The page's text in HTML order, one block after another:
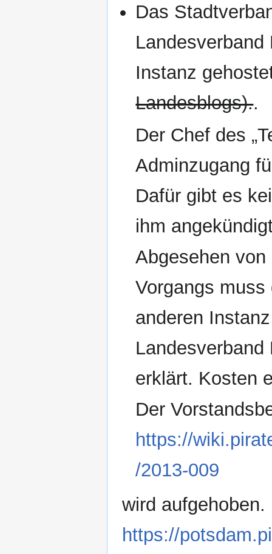
Das
Instanz
Landesblogs)..
Der Chef des
Adminzugang
Dafür gibt es
ihm
Abgesehen
Vorgangs
anderen
erklärt. Kosten
Der
https://
/2013-009
wird
https://